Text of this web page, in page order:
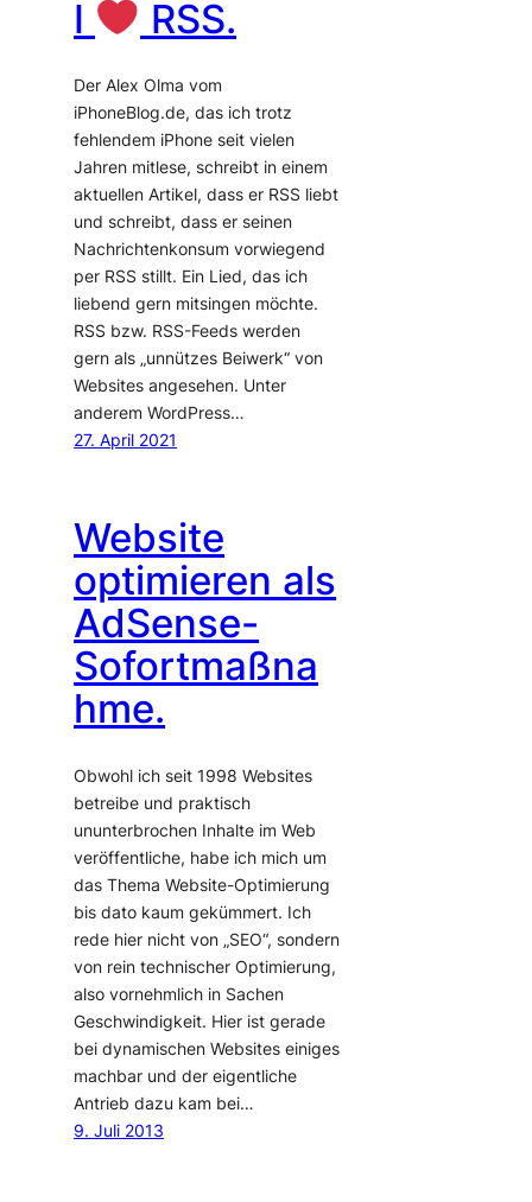
I RSS.
Der Alex Olma vom
iPhoneBlog.de, das ich trotz
fehlendem iPhone seit vielen
Jahren mitlese, schreibt in einem
aktuellen Artikel, dass er RSS liebt
und schreibt, dass er seinen
Nachrichtenkonsum vorwiegend
per RSS stillt. Ein Lied, das ich
liebend gern mitsingen möchte.
RSS bzw. RSS-Feeds werden
gern als „unnützes Beiwerk“ von
Websites angesehen. Unter
anderem WordPress…
27. April 2021
Website
optimieren als
AdSense-
Sofortmaßna
hme.
Obwohl ich seit 1998 Websites
betreibe und praktisch
ununterbrochen Inhalte im Web
veröffentliche, habe ich mich um
das Thema Website-Optimierung
bis dato kaum gekümmert. Ich
rede hier nicht von „SEO“, sondern
von rein technischer Optimierung,
also vornehmlich in Sachen
Geschwindigkeit. Hier ist gerade
bei dynamischen Websites einiges
machbar und der eigentliche
Antrieb dazu kam bei…
9. Juli 2013